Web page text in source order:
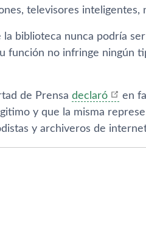
televisores inteligentes,
la biblioteca nunca podría
función no infringe ningún
de Prensa declaró
en
y que la misma
y archiveros de